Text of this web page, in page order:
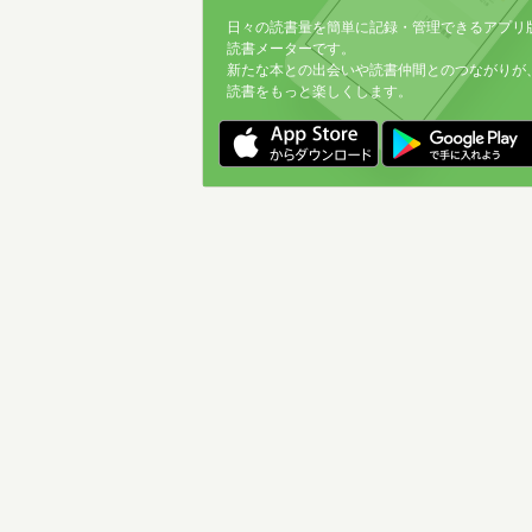
日々の読書量を簡単に記録・管理できるアプリ
読書メーターです。
新たな本との出会いや読書仲間とのつながりが
読書をもっと楽しくします。